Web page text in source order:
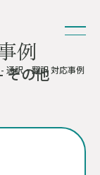
例
- 通訳・翻訳 対応事例
その他